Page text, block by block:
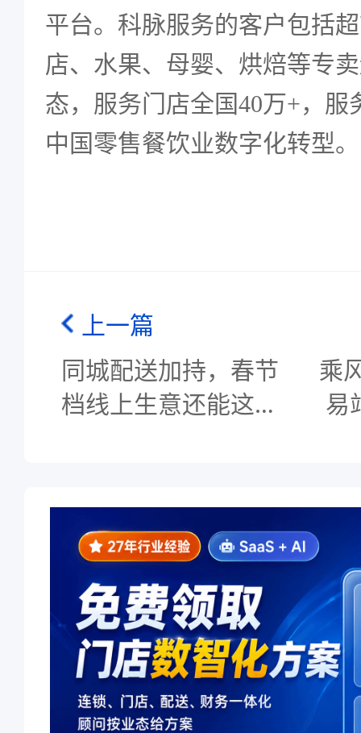
平台。科脉服务的客户包括
店、水果、母婴、烘焙等专
态，服务门店全国40万+，服
中国零售餐饮业数字化转型。
上一篇
同城配送加持，春节
档线上生意还能这么
乘
易